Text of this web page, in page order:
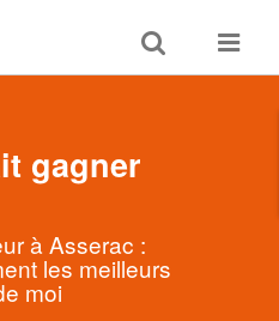
Toggle
search
Toggle
gagner
à Asserac :
les meilleurs
moi